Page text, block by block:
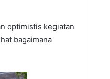
optimistis kegiatan
bagaimana